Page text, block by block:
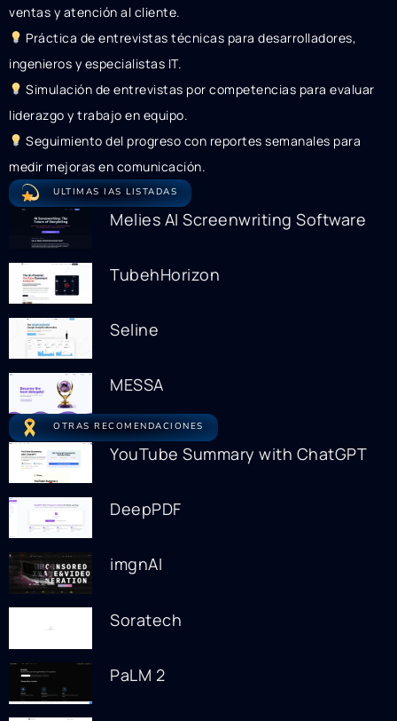
ventas y atención al cliente.
Práctica de entrevistas técnicas para desarrolladores,
ingenieros y especialistas IT.
Simulación de entrevistas por competencias para evaluar
liderazgo y trabajo en equipo.
Seguimiento del progreso con reportes semanales para
medir mejoras en comunicación.
ULTIMAS IAS LISTADAS
Melies AI Screenwriting Software
TubehHorizon
Seline
MESSA
OTRAS RECOMENDACIONES
YouTube Summary with ChatGPT
DeepPDF
imgnAI
Soratech
PaLM 2